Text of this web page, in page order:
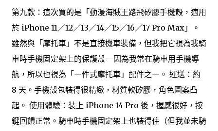
第九款：這次買的是「動漫海賊王路飛矽膠手機殼，適用
於 iPhone 11／12／13／14／15／16／17 Pro Max」。
雖然與「摩托車」不是直接機車裝備，但我把它視為我騎
車時手機固定架上的保護殼—因為我常在騎車用手機導
航，所以也視為「一件式摩托車」配件之一。 運送：約
8 天。手機殼包裝得很精緻，材質軟矽膠，角色圖案凸
起。 使用體驗：裝上 iPhone 14 Pro 後，握感很好，按
鍵回饋正常。騎車時手機固定架上也裝得住（但我並未騎